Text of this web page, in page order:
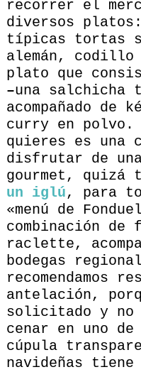
recorrer el
diversos
típicas tortas
alemán, codillo
plato que
–una salchicha
acompañado de
curry en polvo.
quieres es una
disfrutar de
gourmet, quizá
un iglú, para
«menú de
combinación de
raclette,
bodegas
recomendamos
antelación,
solicitado y no
cenar en uno
cúpula
navideñas